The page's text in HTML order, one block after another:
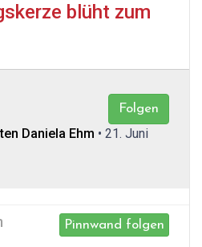
blüht zum
Folgen
Daniela Ehm • 21. Juni
Pinnwand folgen